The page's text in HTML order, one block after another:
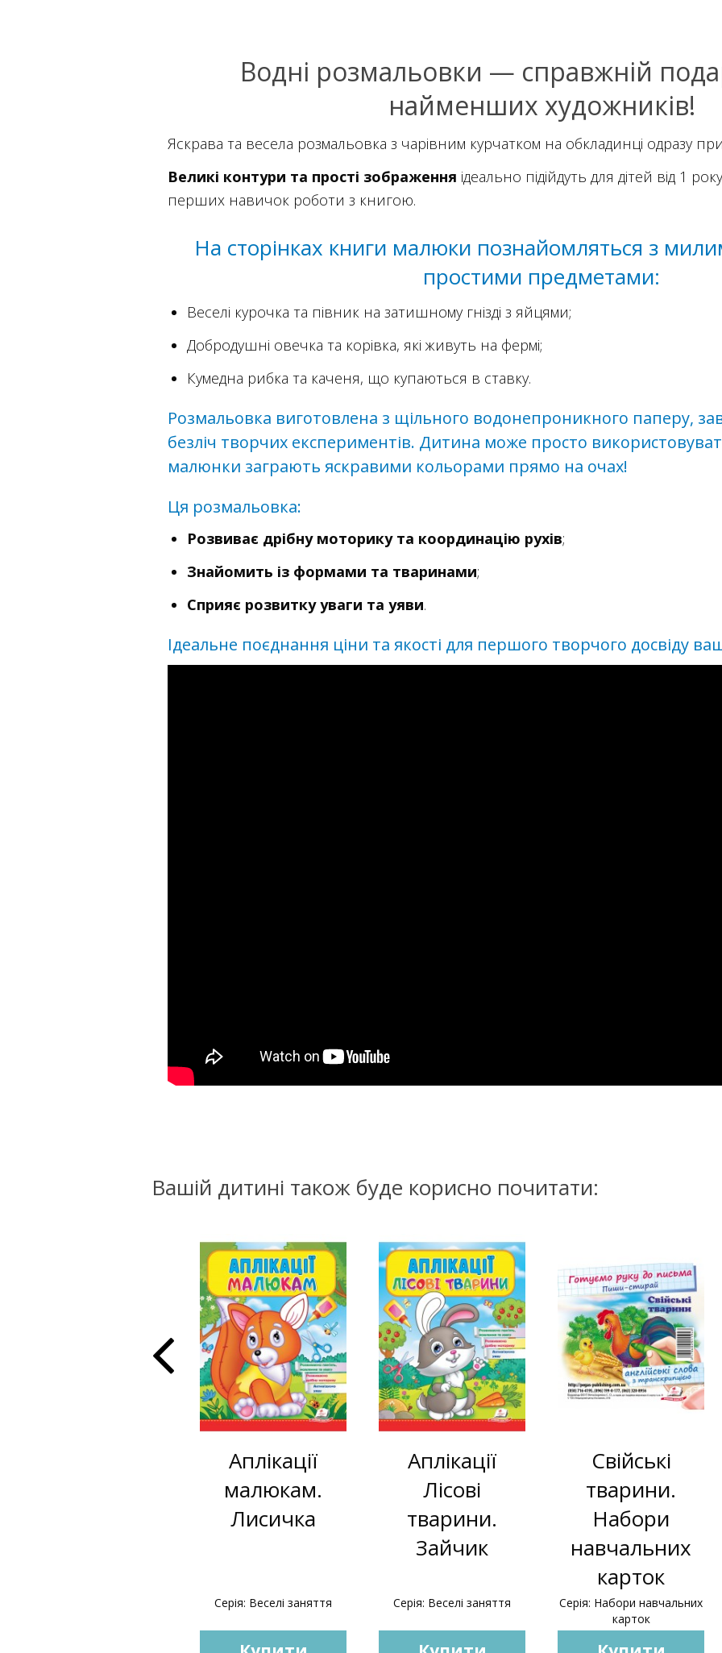
Водні розмальовки — справжній
найменших художників!
Яскрава та весела розмальовка з чарівним курчатком на обкладинці одразу
Великі контури та прості зображення ідеально підійдуть для дітей від 1
перших навичок роботи з книгою.
На сторінках книги малюки познайомляться з
простими предметами:
Веселі курочка та півник на затишному гнізді з яйцями;
Добродушні овечка та корівка, які живуть на фермі;
Кумедна рибка та каченя, що купаються в ставку.
Розмальовка виготовлена з щільного водонепроникного паперу,
безліч творчих експериментів. Дитина може просто
малюнки заграють яскравими кольорами прямо на очах!
Ця розмальовка:
Розвиває дрібну моторику та координацію рухів;
Знайомить із формами та тваринами;
Сприяє розвитку уваги та уяви.
Ідеальне поєднання ціни та якості для першого творчого досвіду
Вашій дитині також буде корисно почитати:
Аплікації
малюкам.
Лисичка
Серія: Веселі заняття
Аплікації
Лісові
тварини.
Зайчик
Серія: Веселі заняття
Свійські
тварини.
Набори
навчальних
карток
Серія: Набори навчальних
карток